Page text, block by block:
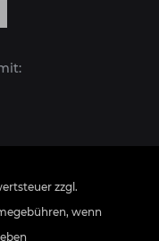
zzgl.
wenn